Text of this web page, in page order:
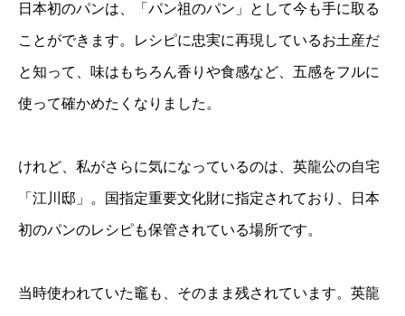
日本初のパンは、「パン祖のパン」として今も手に取る
ことができます。レシピに忠実に再現しているお土産だ
と知って、味はもちろん香りや食感など、五感をフルに
使って確かめたくなりました。
けれど、私がさらに気になっているのは、英龍公の自宅
「江川邸」。国指定重要文化財に指定されており、日本
初のパンのレシピも保管されている場所です。
当時使われていた竈も、そのまま残されています。英龍